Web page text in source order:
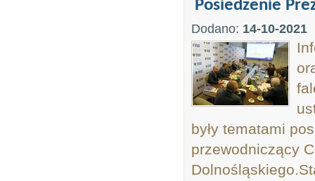
Posiedzenie
Dodano: 14-10-2021
były tematami
przewodniczący